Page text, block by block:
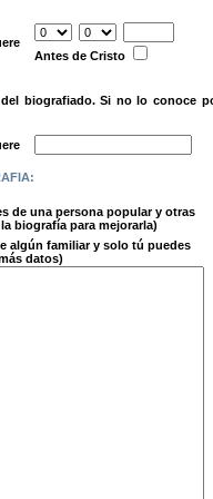
Antes de Cristo
biografiado. Si no lo conoce
de una persona popular y otras
biografía para mejorarla)
algún familiar y solo tú puedes
datos)